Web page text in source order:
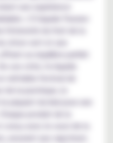
une expérience
L'E-liquide Passion
un équilibre parfait
son côté, l'e-liquide
véritable festival de
de la pastèque, la
piquant du kiwi pour une
avec le souci de la
assurant aux vapoteurs